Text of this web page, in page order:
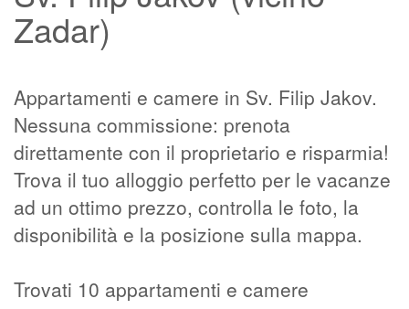
Zadar)
Appartamenti e camere in Sv. Filip Jakov.
Nessuna commissione: prenota
direttamente con il proprietario e risparmia!
Trova il tuo alloggio perfetto per le vacanze
ad un ottimo prezzo, controlla le foto, la
disponibilità e la posizione sulla mappa.
Trovati 10 appartamenti e camere